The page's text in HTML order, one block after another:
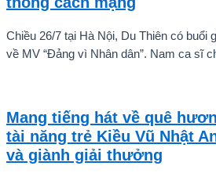
Chiều 26/7 tại Hà Nội, Du Thiên có buổi
về MV “Đảng vì Nhân dân”. Nam ca sĩ
một hay hai ca khúc.
Mang tiếng hát về quê
tài năng trẻ Kiều Vũ Nhật
và giành giải thưởng